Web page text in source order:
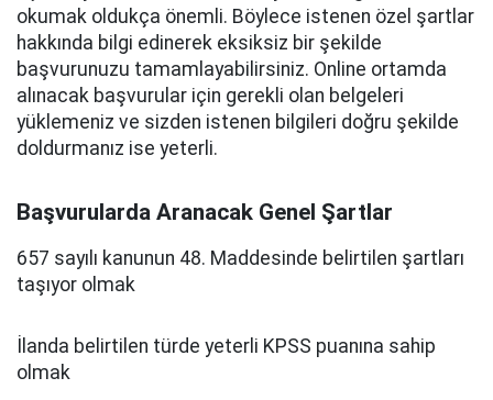
okumak oldukça önemli. Böylece istenen özel şartlar
hakkında bilgi edinerek eksiksiz bir şekilde
başvurunuzu tamamlayabilirsiniz. Online ortamda
alınacak başvurular için gerekli olan belgeleri
yüklemeniz ve sizden istenen bilgileri doğru şekilde
doldurmanız ise yeterli.
Başvurularda Aranacak Genel Şartlar
657 sayılı kanunun 48. Maddesinde belirtilen şartları
taşıyor olmak
İlanda belirtilen türde yeterli KPSS puanına sahip
olmak